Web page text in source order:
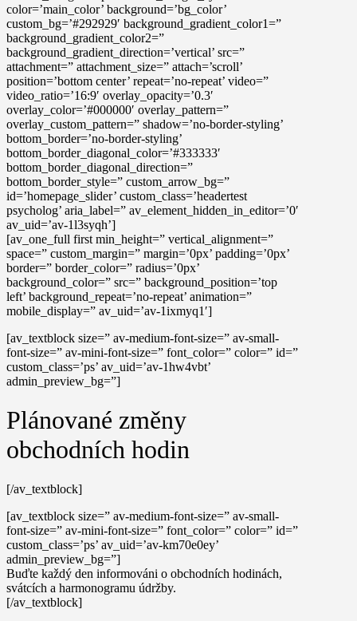
color=’main_color’ background=’bg_color’
custom_bg=’#292929′ background_gradient_color1=”
background_gradient_color2=”
background_gradient_direction=’vertical’ src=”
attachment=” attachment_size=” attach=’scroll’
position=’bottom center’ repeat=’no-repeat’ video=”
video_ratio=’16:9′ overlay_opacity=’0.3′
overlay_color=’#000000′ overlay_pattern=”
overlay_custom_pattern=” shadow=’no-border-styling’
bottom_border=’no-border-styling’
bottom_border_diagonal_color=’#333333′
bottom_border_diagonal_direction=”
bottom_border_style=” custom_arrow_bg=”
id=’homepage_slider’ custom_class=’headertest
psycholog’ aria_label=” av_element_hidden_in_editor=’0′
av_uid=’av-1l3syqh’]
[av_one_full first min_height=” vertical_alignment=”
space=” custom_margin=” margin=’0px’ padding=’0px’
border=” border_color=” radius=’0px’
background_color=” src=” background_position=’top
left’ background_repeat=’no-repeat’ animation=”
mobile_display=” av_uid=’av-1ixmyq1′]
[av_textblock size=” av-medium-font-size=” av-small-
font-size=” av-mini-font-size=” font_color=” color=” id=”
custom_class=’ps’ av_uid=’av-1hw4vbt’
admin_preview_bg=”]
Plánované změny
obchodních hodin
[/av_textblock]
[av_textblock size=” av-medium-font-size=” av-small-
font-size=” av-mini-font-size=” font_color=” color=” id=”
custom_class=’ps’ av_uid=’av-km70e0ey’
admin_preview_bg=”]
Buďte každý den informováni o obchodních hodinách,
svátcích a harmonogramu údržby.
[/av_textblock]